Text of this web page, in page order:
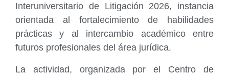
Interuniversitario de Litigación 2026, instancia
orientada al fortalecimiento de habilidades
prácticas y al intercambio académico entre
futuros profesionales del área jurídica.
La actividad, organizada por el Centro de